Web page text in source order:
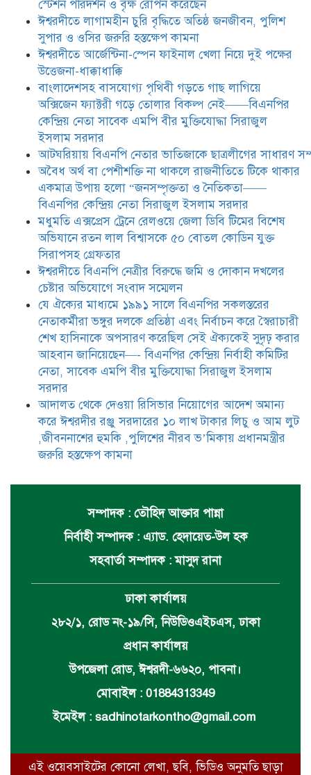
ঈশ্বরদীতে বিএনপি নেত্রীর বিরুদ্ধে জমি ও
দোকান দখলের চেষ্টার অভিযোগে সংবাদ
সম্মেলন
যে ঐক্যের মাধ্যমে ১৯৯১ সালে
বিএনপির সকলস্তরের নেতাকর্মীরা ভঙ্গুর
দলকে প্রতিষ্ঠা এবং নির্বাচন করে
স্বৈরাচারী শেখ হাসিনাকে অপসারণ
আহবান জানিয়েছেন—- বিএনপির কেন্দ্রিয় নির্বাহী কমিটির নেতা,
সাবেক এমপি বীর মুক্তিযোদ্ধা সিরাজুল ইসলাম সরদার
আদালত থেকে দেওয়া রিসিভার
নিয়োগের আদেশ অমান্য করে ঈশ্বরদীর
রঞ্জু সরদারের ১০ লাখ টাকার লিচু ও
আম লুট ,জীবননাশের হুমকি ,পুলিশের
নীরব ভ’মিকায় প্রধানমন্ত্রীর জরুরি
হস্তক্ষেপ কামনা
স্টেশন পরিদর্শন ও বৃক্ষ রোপন করেছেন
ঈশ্বরদীতে লাগামহীন চুরি বৃদ্ধিতে অতিষ্ঠ জনজীবন, পুলিশ
সুপার ও ওসির জরুরি হস্তক্ষেপ কামনা ​
ঈশ্বরদীতে আর্জেন্টিনা-স্পেন ফাইনাল খেলা নিয়ে দুই পক্ষের
উত্তেজনা-ধাক্কাধাক্কি
বাংলাদেশসহ বাসযোগ্য পৃথিবী গড়তে গাছ লাগিয়ে
অক্সিজেন ফ্যাক্টরী গড়ে তোলার বিকল্প নেই——বিএনপির
কেন্দ্রিয় নেতা সাবেক এমপি বীর মুক্তিযোদ্ধা সিরাজুল
ইসলাম সরদার
আটঘরিয়ায় বিএনপি নেতার ভাতিজাকে ছাত্রলীগের সাধারণ
​​অবৈধ অর্থ বা পেশীশক্তি না থাকলে রাজনীতিতে টিকে থাকার
একমাত্র উপায় হলো “জনসম্পৃক্ততা ও নৈতিকতা——
বিএনপির কেন্দ্রিয় নেতা সিরাজুল ইসলাম সরদার
মধুমতি এক্সপ্রেস ট্রেনে রেলওয়ে জেলা ডিবি টিমের বিশেষ
অভিযানে রতন লাল বিশ্বাসকে ৫০ বোতল কোডিন যুক্ত
সিরাপসহ গ্রেফতার
ঈশ্বরদীতে বিএনপি নেত্রীর বিরুদ্ধে জমি ও দোকান দখলের
চেষ্টার অভিযোগে সংবাদ সম্মেলন
যে ঐক্যের মাধ্যমে ১৯৯১ সালে বিএনপির সকলস্তরের
নেতাকর্মীরা ভঙ্গুর দলকে প্রতিষ্ঠা এবং নির্বাচন করে স্বৈরাচারী
শেখ হাসিনাকে অপসারণ করেছিল সেই ঐক্যকেই সুদৃঢ় করার
আহবান জানিয়েছেন—- বিএনপির কেন্দ্রিয় নির্বাহী কমিটির
নেতা, সাবেক এমপি বীর মুক্তিযোদ্ধা সিরাজুল ইসলাম
সরদার
আদালত থেকে দেওয়া রিসিভার নিয়োগের আদেশ অমান্য
করে ঈশ্বরদীর রঞ্জু সরদারের ১০ লাখ টাকার লিচু ও আম লুট
,জীবননাশের হুমকি ,পুলিশের নীরব ভ’মিকায় প্রধানমন্ত্রীর
জরুরি হস্তক্ষেপ কামনা
সম্পাদক : তৌহিদ আক্তার পান্না
নির্বাহী সম্পাদক : এ্যাড. হেদায়েত-উল হক
সহবার্তা সম্পাদক : মাসুদ রানা
ঢাকা কার্যালয়
২৮২/১, রোড নং-১৯/সি, নিউডিওএইচএস, ঢাকা
প্রধান কার্যালয়
উপজেলা রোড, ঈশ্বরদী-৬৬২০, পাবনা।
মোবাইল : 01884313349
ইমেইল : sadhinotarkontho@gmail.com
এই ওয়েবসাইটের কোনো লেখা, ছবি, ভিডিও অনুমতি ছাড়া